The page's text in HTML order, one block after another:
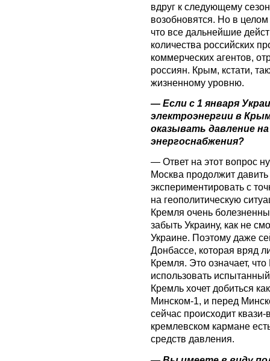
вдруг к следующему
возобновятся. Но в
что все дальнейшие
количества российских
коммерческих агентов,
россиян. Крым, кстати,
жизненному уровню.
— Если с 1 января
электроэнергии в
оказывать давление
энергоснабжения?
— Ответ на этот вопрос
Москва продолжит
экспериментировать с
на геополитическую
Кремля очень
забыть Украину, как не
Украине. Поэтому даже
Донбассе, которая вряд
Кремля. Это означает,
использовать
Кремль хочет добиться
Минском-1, и перед
сейчас происходит
кремлевском кармане
средств давления.